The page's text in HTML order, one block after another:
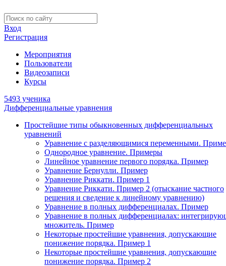
Вход
Регистрация
Мероприятия
Пользователи
Видеозаписи
Курсы
5493 ученика
Дифференциальные уравнения
Простейшие типы обыкновенных дифференциальных
уравнений
Уравнение с разделяющимися переменными.
Однородное уравнение. Примеры
Линейное уравнение первого порядка. Пример
Уравнение Бернулли. Пример
Уравнение Риккати. Пример 1
Уравнение Риккати. Пример 2 (отыскание частного
решения и сведение к линейному уравнению)
Уравнение в полных дифференциалах. Пример
Уравнение в полных дифференциалах:
множитель. Пример
Некоторые простейшие уравнения, допускающие
понижение порядка. Пример 1
Некоторые простейшие уравнения, допускающие
понижение порядка. Пример 2